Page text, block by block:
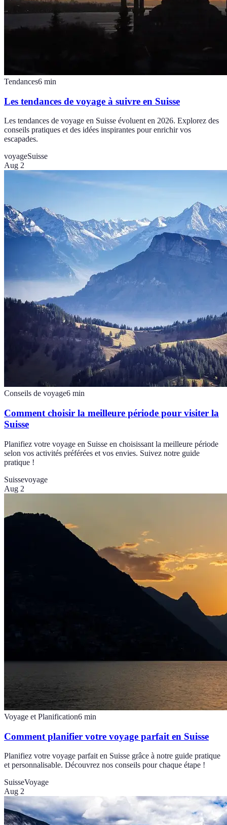
Tendances6 min
Les tendances de voyage à suivre en Suisse
Les tendances de voyage en Suisse évoluent en 2026. Explorez des
conseils pratiques et des idées inspirantes pour enrichir vos
escapades.
voyageSuisse
Aug 2
Conseils de voyage6 min
Comment choisir la meilleure période pour visiter la
Suisse
Planifiez votre voyage en Suisse en choisissant la meilleure période
selon vos activités préférées et vos envies. Suivez notre guide
pratique !
Suissevoyage
Aug 2
Voyage et Planification6 min
Comment planifier votre voyage parfait en Suisse
Planifiez votre voyage parfait en Suisse grâce à notre guide pratique
et personnalisable. Découvrez nos conseils pour chaque étape !
SuisseVoyage
Aug 2